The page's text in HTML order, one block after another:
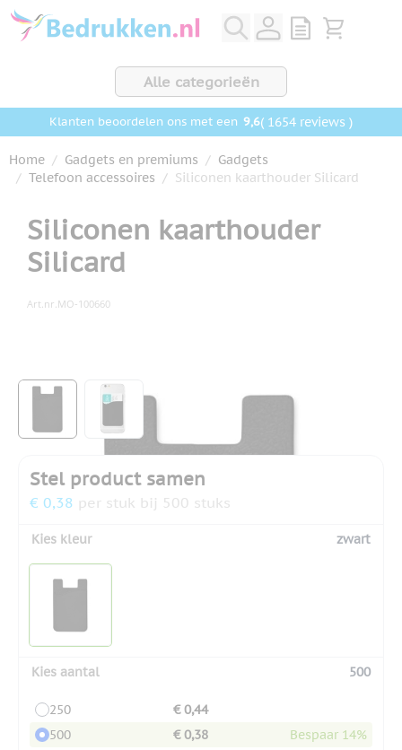
Ga naar de inhoud
View quote,
Bekijk
Alle categorieën
Klanten beoordelen ons met een 9,6( 1654 reviews )
Home / Gadgets en premiums / Gadgets
/ Telefoon accessoires / Siliconen kaarthouder Silicard
Siliconen kaarthouder
Silicard
Art.nr. MO-100660
View larger imageView larger image
Stel product samen
€ 0,38 per stuk bij 500 stuks
Kies kleur zwart
Kies aantal 500
250
€ 0,44
500
€ 0,38
Bespaar 14%